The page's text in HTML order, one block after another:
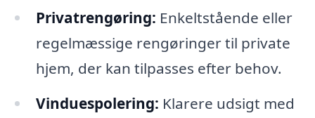
Privatrengøring: Enkeltstående eller
regelmæssige rengøringer til private
hjem, der kan tilpasses efter behov.
Vinduespolering: Klarere udsigt med